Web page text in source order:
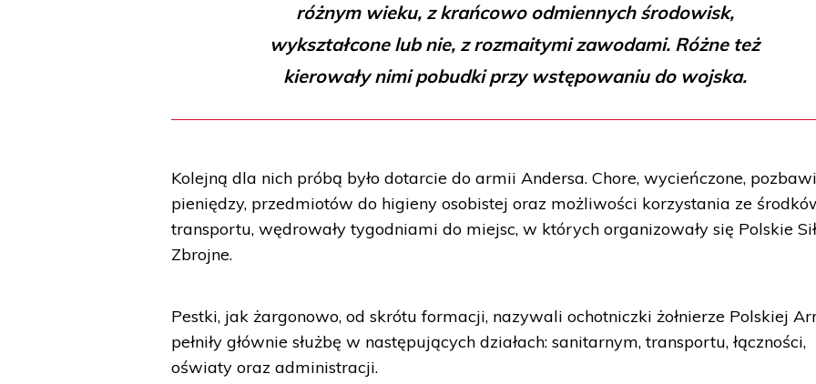
różnym wieku, z krańcowo odmiennych środowisk,
wykształcone lub nie, z rozmaitymi zawodami. Różne też
kierowały nimi pobudki przy wstępowaniu do wojska.
Kolejną dla nich próbą było dotarcie do armii Andersa. Chore, wycieńczone,
pieniędzy, przedmiotów do higieny osobistej oraz możliwości korzystania ze
transportu, wędrowały tygodniami do miejsc, w których organizowały się Polskie
Zbrojne.
Pestki, jak żargonowo, od skrótu formacji, nazywali ochotniczki żołnierze Polskiej
pełniły głównie służbę w następujących działach: sanitarnym, transportu, łączności,
oświaty oraz administracji.